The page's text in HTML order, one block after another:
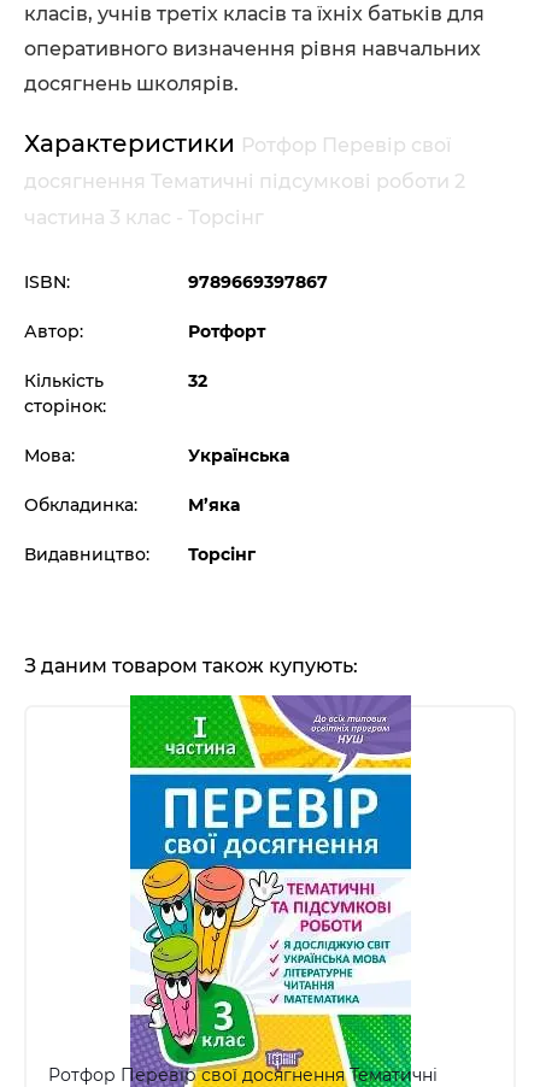
класів, учнів третіх класів та їхніх батьків для
оперативного визначення рівня навчальних
досягнень школярів.
Характеристики Ротфор Перевір свої
досягнення Тематичні підсумкові роботи 2
частина 3 клас - Торсінг
ISBN: 9789669397867
Автор: Ротфорт
Кількість
сторінок:
32
Мова: Українська
Обкладинка: М’яка
Видавництво: Торсінг
З даним товаром також купують:
Ротфор Перевір свої досягнення Тематичні